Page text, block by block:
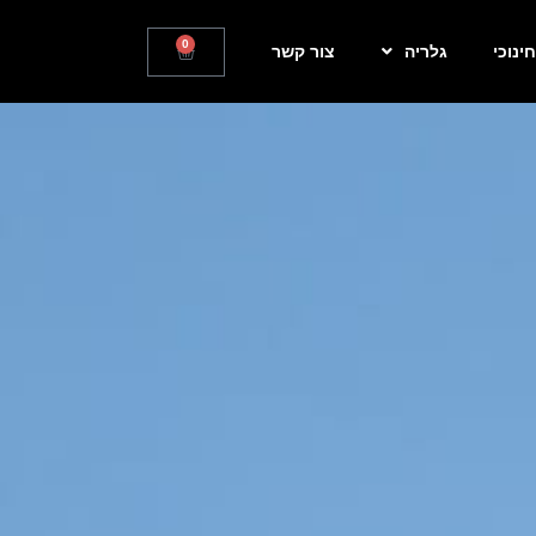
חינוכי גלריה צור קשר 0